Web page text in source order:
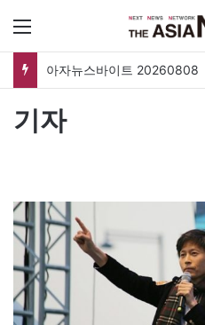
아자뉴스바이트 20260808
기자